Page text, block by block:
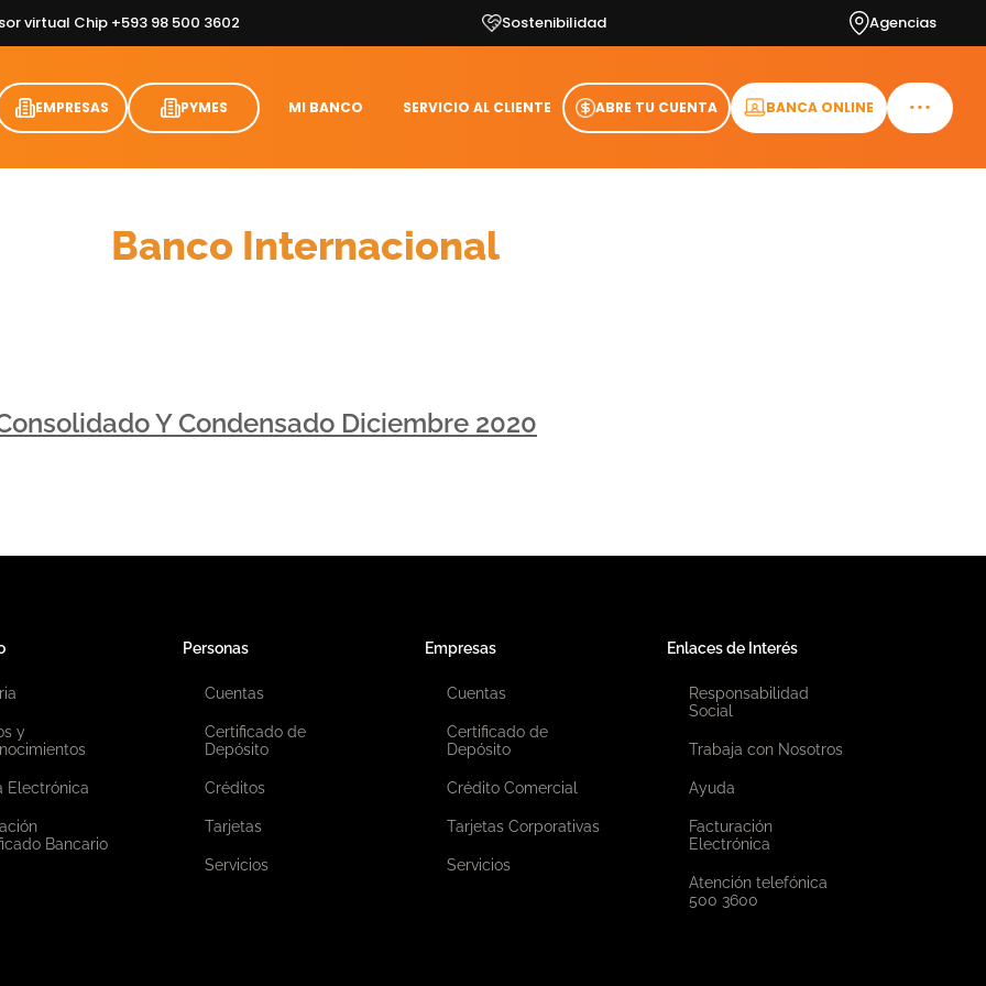
virtual Chip +593 98 500 3602 Sostenibilidad Agencias
EMPRESAS PYMES MI BANCO SERVICIO AL CLIENTE ABRE TU CUENTA BANCA ONLINE
Banco Internacional
Y Condensado Diciembre 2020
y
Electrónica
Bancario
Personas
Cuentas
Certificado de
Depósito
Créditos
Tarjetas
Servicios
Empresas
Cuentas
Certificado de
Depósito
Crédito Comercial
Tarjetas Corporativas
Servicios
Enlaces de Interés
Responsabilidad
Social
Trabaja con Nosotros
Ayuda
Facturación
Electrónica
Atención telefónica
500 3600